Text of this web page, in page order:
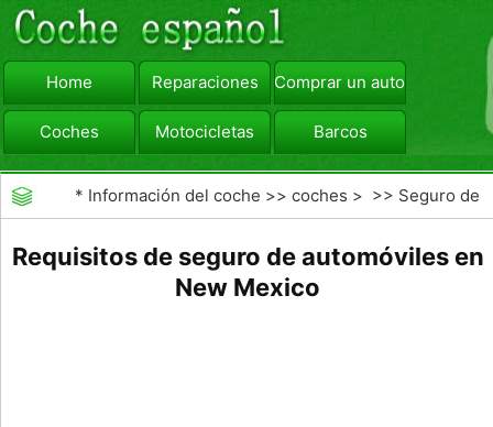
Home Reparaciones Comprar un automóvil
Coches Motocicletas Barcos
viajar Camiones
* Información del coche >>coches > >> Seguro de
Requisitos de seguro de automóviles en
New Mexico